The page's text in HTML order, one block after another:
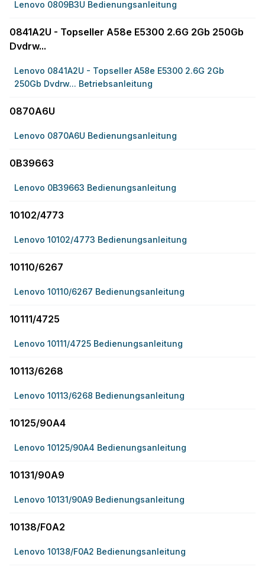
Lenovo 0809B3U Bedienungsanleitung
0841A2U - Topseller A58e E5300 2.6G 2Gb 250Gb
Dvdrw...
Lenovo 0841A2U - Topseller A58e E5300 2.6G 2Gb
250Gb Dvdrw... Betriebsanleitung
0870A6U
Lenovo 0870A6U Bedienungsanleitung
0B39663
Lenovo 0B39663 Bedienungsanleitung
10102/4773
Lenovo 10102/4773 Bedienungsanleitung
10110/6267
Lenovo 10110/6267 Bedienungsanleitung
10111/4725
Lenovo 10111/4725 Bedienungsanleitung
10113/6268
Lenovo 10113/6268 Bedienungsanleitung
10125/90A4
Lenovo 10125/90A4 Bedienungsanleitung
10131/90A9
Lenovo 10131/90A9 Bedienungsanleitung
10138/F0A2
Lenovo 10138/F0A2 Bedienungsanleitung